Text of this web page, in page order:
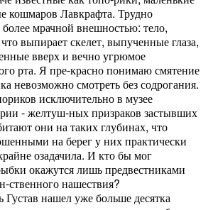
кошмаров Лавкрафта. Трудно
мрачной внешностью: тело,
выпирает скелет, выпученные глаза,
вверх и вечно угрюмое
рта. Я пре-красно понимаю смятение
невозможно смотреть без содрогания.
исключительно в музее
- желтуш-ных призраков застывших
они на таких глубинах, что
на берег у них практически
озадачила. И кто бы мог
окажутся лишь предвестниками
ственного нашествия?
нашел уже больше десятка